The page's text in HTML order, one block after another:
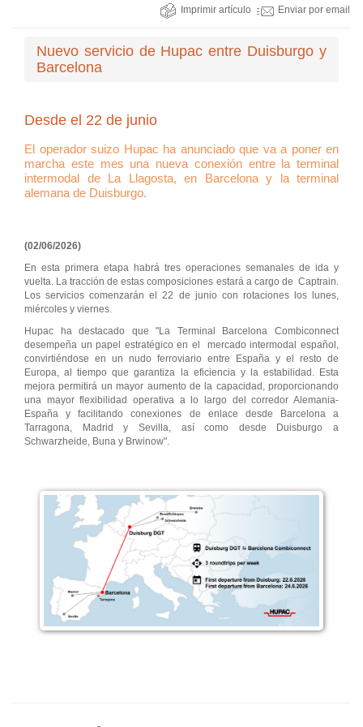
Imprimir artículo Enviar por email
Nuevo servicio de Hupac entre Duisburgo y
Barcelona
Desde el 22 de junio
El operador suizo Hupac ha anunciado que va a poner en
marcha este mes una nueva conexión entre la terminal
intermodal de La Llagosta, en Barcelona y la terminal
alemana de Duisburgo.
(02/06/2026)
En esta primera etapa habrá tres operaciones semanales de ida y
vuelta. La tracción de estas composiciones estará a cargo de Captrain.
Los servicios comenzarán el 22 de junio con rotaciones los lunes,
miércoles y viernes.
Hupac ha destacado que "La Terminal Barcelona Combiconnect
desempeña un papel estratégico en el mercado intermodal español,
convirtiéndose en un nudo ferroviario entre España y el resto de
Europa, al tiempo que garantiza la eficiencia y la estabilidad. Esta
mejora permitirá un mayor aumento de la capacidad, proporcionando
una mayor flexibilidad operativa a lo largo del corredor Alemania-
España y facilitando conexiones de enlace desde Barcelona a
Tarragona, Madrid y Sevilla, así como desde Duisburgo a
Schwarzheide, Buna y Brwinow".